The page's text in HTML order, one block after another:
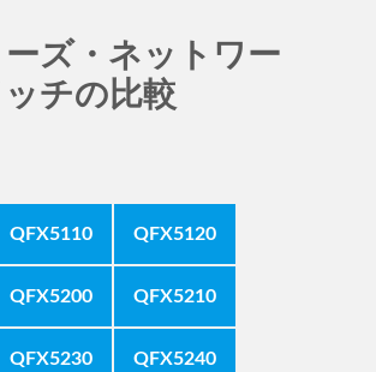
ズ・ネットワー
チの比較
QFX5110 QFX5120
QFX5200 QFX5210
QFX5230 QFX5240